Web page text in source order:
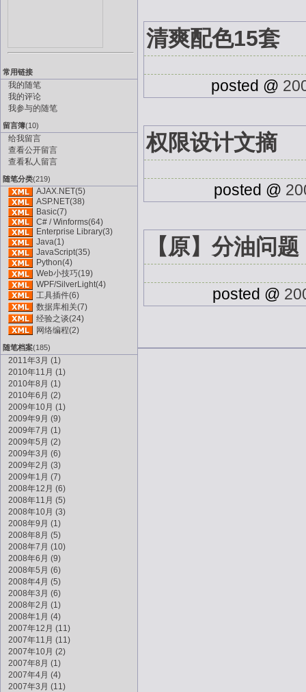
常用链接
我的随笔
我的评论
我参与的随笔
留言簿(10)
给我留言
查看公开留言
查看私人留言
随笔分类(219)
AJAX.NET(5)
ASP.NET(38)
Basic(7)
C# / Winforms(64)
Enterprise Library(3)
Java(1)
JavaScript(35)
Python(4)
Web小技巧(19)
WPF/SilverLight(4)
工具插件(6)
数据库相关(7)
经验之谈(24)
网络编程(2)
随笔档案(185)
2011年3月 (1)
2010年11月 (1)
2010年8月 (1)
2010年6月 (2)
2009年10月 (1)
2009年9月 (9)
2009年7月 (1)
2009年5月 (2)
2009年3月 (6)
2009年2月 (3)
2009年1月 (7)
2008年12月 (6)
2008年11月 (5)
2008年10月 (3)
2008年9月 (1)
2008年8月 (5)
2008年7月 (10)
2008年6月 (9)
2008年5月 (6)
2008年4月 (5)
2008年3月 (6)
2008年2月 (1)
2008年1月 (4)
2007年12月 (11)
2007年11月 (11)
2007年10月 (2)
2007年8月 (1)
2007年4月 (4)
2007年3月 (11)
清爽配色15套
posted @
权限设计文摘
posted @
【原】分油问题
posted @